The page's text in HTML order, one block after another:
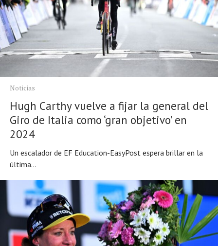
Noticias
Hugh Carthy vuelve a fijar la general del
Giro de Italia como ‘gran objetivo’ en
2024
Un escalador de EF Education-EasyPost espera brillar en la
última...